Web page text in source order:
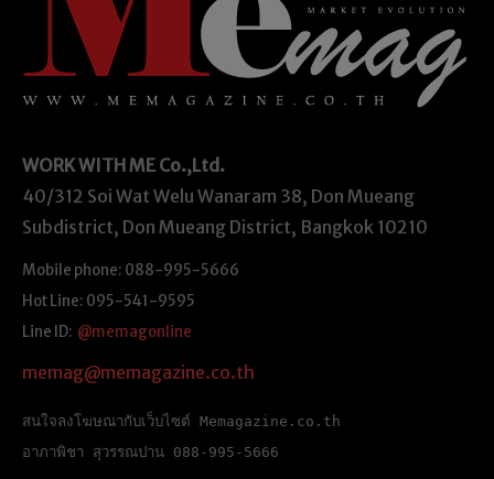
WORK WITH ME Co.,Ltd.
40/312 Soi Wat Welu Wanaram 38, Don Mueang
Subdistrict, Don Mueang District, Bangkok 10210
Mobile phone: 088-995-5666
Hot Line: 095-541-9595
Line ID: @memagonline
memag@memagazine.co.th
สนใจลงโฆษณากับเว็บไซต์ Memagazine.co.th
อาภาพิชา สุวรรณปาน 088-995-5666